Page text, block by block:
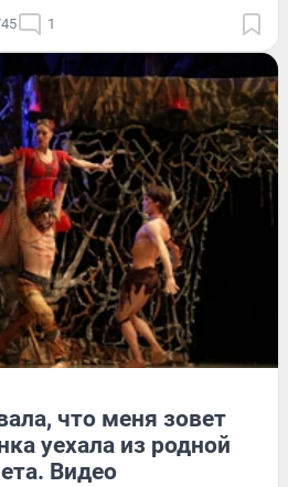
1
что меня зовет
уехала из родной
Видео